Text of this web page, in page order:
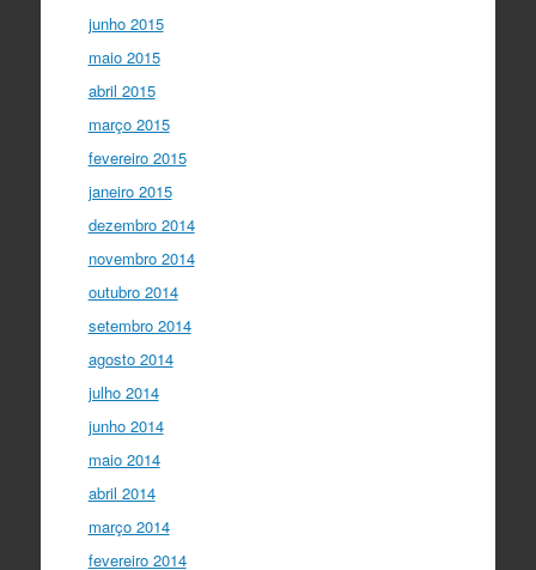
junho 2015
maio 2015
abril 2015
março 2015
fevereiro 2015
janeiro 2015
dezembro 2014
novembro 2014
outubro 2014
setembro 2014
agosto 2014
julho 2014
junho 2014
maio 2014
abril 2014
março 2014
fevereiro 2014